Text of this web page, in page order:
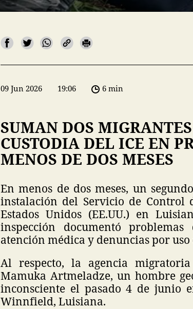
09 Jun 2026 19:06 6 min
SUMAN DOS
CUSTODIA DEL ICE EN
MENOS DE DOS MESES
En menos de dos meses, un
instalación del Servicio de Control
Estados Unidos (EE.UU.) en
inspección documentó
atención médica y denuncias por
Al respecto, la agencia
Mamuka Artmeladze, un hombre
inconsciente el pasado 4 de junio
Winnfield, Luisiana.